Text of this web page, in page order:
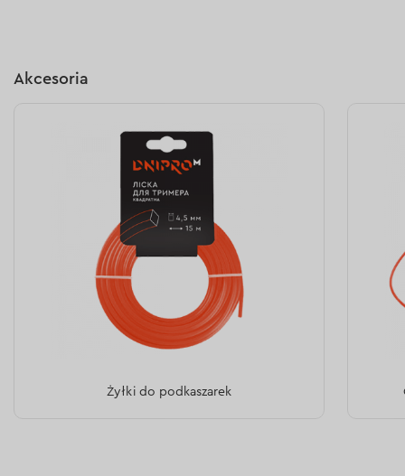
pracę bez nadmiernego obciążenia.
Solidna konstrukcja podzespołów oraz wysokiej jakości
materiały zapewniają stabilną pracę narzędzia nawet
przy regularnym użytkowaniu. Dzięki przemyślanemu
systemowi napędowemu i wyważonej konstrukcji model
ten zachowuje wydajność i trwałość przez długi czas.
Akcesoria
Żyłki do podkaszarek